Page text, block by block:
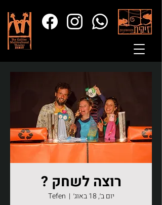
רוצה לשחק ?
יום ב׳, 18 באוג׳
  |
Tefen